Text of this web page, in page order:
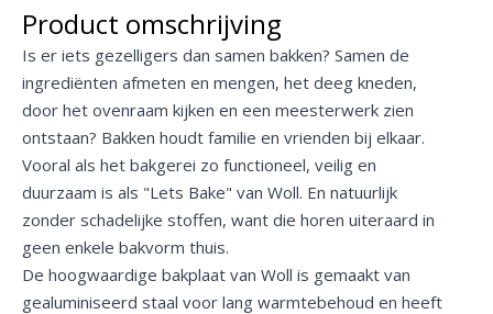
Product omschrijving
Is er iets gezelligers dan samen bakken? Samen de
ingrediënten afmeten en mengen, het deeg kneden,
door het ovenraam kijken en een meesterwerk zien
ontstaan? Bakken houdt familie en vrienden bij elkaar.
Vooral als het bakgerei zo functioneel, veilig en
duurzaam is als "Lets Bake" van Woll. En natuurlijk
zonder schadelijke stoffen, want die horen uiteraard in
geen enkele bakvorm thuis.
De hoogwaardige bakplaat van Woll is gemaakt van
gealuminiseerd staal voor lang warmtebehoud en heeft